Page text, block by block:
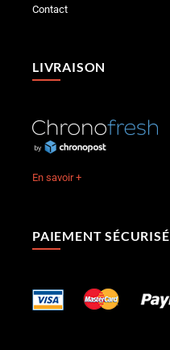
Contact
LIVRAISON
En savoir +
PAIEMENT SÉCURISÉ